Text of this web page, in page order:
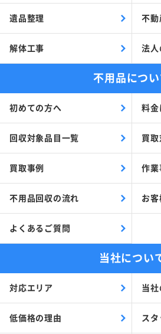
遺品整理 不動
解体工事 法人
不用品につ
初めての方へ 料金
回収対象品目一覧 買
買取事例 作業
不用品回収の流れ お
よくあるご質問
当社につい
対応エリア 当
低価格の理由 ス